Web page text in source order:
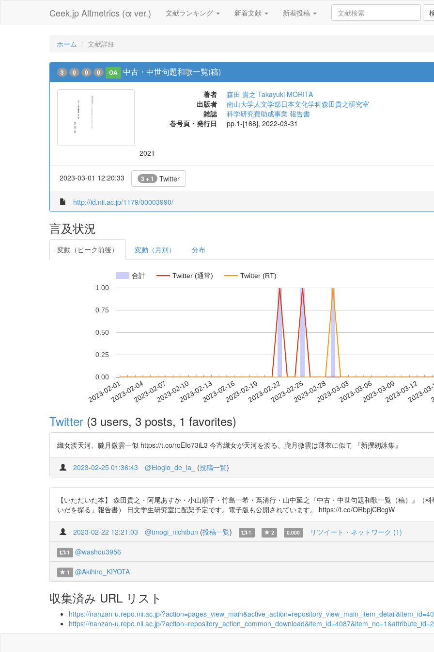
Ceek.jp Altmetrics (α ver.) 文献ランキング 新着文献 新着投稿
ホーム 文献詳細
3 0 0 0 OA 中古・中世句題和歌一覧(稿)
著者 森田 貴之 Takayuki MORITA
出版者
南山大学人文学部日本文化学科森田貴之研究室
雑誌
科学研究費助成事業 報告書
巻号頁・発行日
pp.1-[168], 2022-03-31
2021
2023-03-01 12:20:33 3 + 1 Twitter
http://id.nii.ac.jp/1179/00003990/
言及状況
変動（ピーク前後） 変動（月別） 分布
合計 Twitter (通常) Twitter (RT)
2023-02-012023-02-042023-02-072023-02-102023-02-132023-02-162023-02-192023-02-222023-02-252023-02-282023-03-032023-03-062023-03-092023-03-12
2023-
0.00
0.25
0.50
0.75
1.00
Twitter (3 users, 3 posts, 1 favorites)
織女渡天河、朧月微雲一似 https://t.co/roEIo73iL3 今宵織女が天河を渡る、朧月微雲は薄衣に似て 『新撰朗詠集』
2023-02-25 01:36:43 @Elogio_de_la_ (投稿一覧)
【いただいた本】 森田貴之・阿尾あすか・小山順子・竹島一希・蔦清行・山中延之『中古・中世句題和歌一覧（稿）』（
いだを探る」報告書） 日文学生研究室に配架予定です。電子版も公開されています。 https://t.co/ORbpjCBcgW
2023-02-22 12:21:03 @tmogi_nichibun (投稿一覧) 1 2 0.000 リツイート・ネットワーク (1)
1 @washou3956
1 @Akihiro_KIYOTA
収集済み URL リスト
https://nanzan-u.repo.nii.ac.jp/
https://nanzan-u.repo.nii.ac.jp/